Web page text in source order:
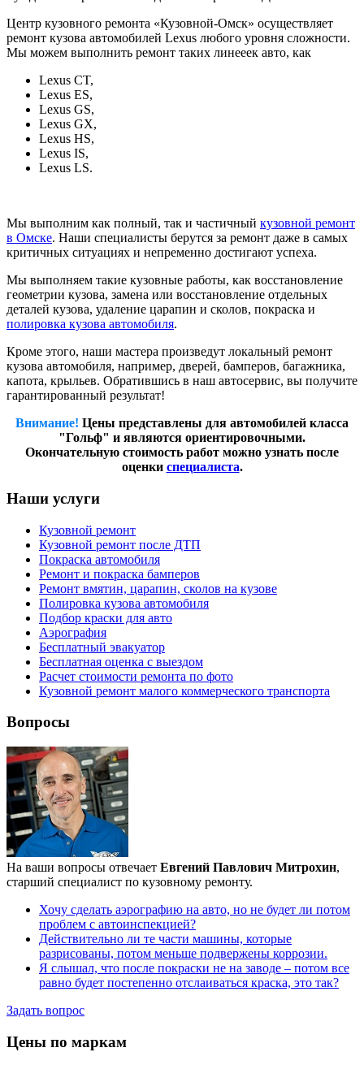
Центр кузовного ремонта «Кузовной-Омск» осуществляет
ремонт кузова автомобилей Lexus любого уровня сложности.
Мы можем выполнить ремонт таких линееек авто, как
Lexus CT,
Lexus ES,
Lexus GS,
Lexus GX,
Lexus HS,
Lexus IS,
Lexus LS.
Мы выполним как полный, так и частичный кузовной ремонт
в Омске. Наши специалисты берутся за ремонт даже в самых
критичных ситуациях и непременно достигают успеха.
Мы выполняем такие кузовные работы, как восстановление
геометрии кузова, замена или восстановление отдельных
деталей кузова, удаление царапин и сколов, покраска и
полировка кузова автомобиля.
Кроме этого, наши мастера произведут локальный ремонт
кузова автомобиля, например, дверей, бамперов, багажника,
капота, крыльев. Обратившись в наш автосервис, вы получите
гарантированный результат!
Внимание! Цены представлены для автомобилей класса
"Гольф" и являются ориентировочными.
Окончательную стоимость работ можно узнать после
оценки специалиста.
Наши услуги
Кузовной ремонт
Кузовной ремонт после ДТП
Покраска автомобиля
Ремонт и покраска бамперов
Ремонт вмятин, царапин, сколов на кузове
Полировка кузова автомобиля
Подбор краски для авто
Аэрография
Бесплатный эвакуатор
Бесплатная оценка с выездом
Расчет стоимости ремонта по фото
Кузовной ремонт малого коммерческого транспорта
Вопросы
На ваши вопросы отвечает Евгений Павлович Митрохин,
старший специалист по кузовному ремонту.
Хочу сделать аэрографию на авто, но не будет ли потом
проблем с автоинспекцией?
Действительно ли те части машины, которые
разрисованы, потом меньше подвержены коррозии.
Я слышал, что после покраски не на заводе – потом все
равно будет постепенно отслаиваться краска, это так?
Задать вопрос
Цены по маркам